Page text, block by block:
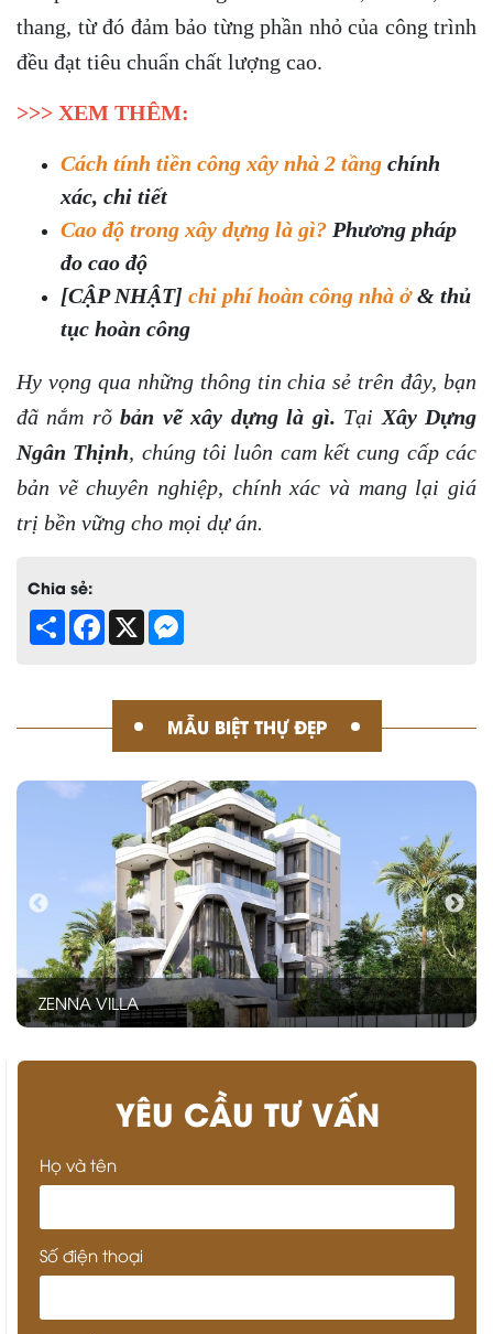
thang, từ đó đảm bảo từng phần nhỏ của công trình
đều đạt tiêu chuẩn chất lượng cao.
>>> XEM THÊM:
Cách tính tiền công xây nhà 2 tầng chính
xác, chi tiết
Cao độ trong xây dựng là gì? Phương pháp
đo cao độ
[CẬP NHẬT] chi phí hoàn công nhà ở& thủ
tục hoàn công
Hy vọng qua những thông tin chia sẻ trên đây, bạn
đã nắm rõbản vẽ xây dựng là gì. Tại Xây Dựng
Ngân Thịnh, chúng tôi luôn cam kết cung cấp các
bản vẽ chuyên nghiệp, chính xác và mang lại giá
trị bền vững cho mọi dự án.
Chia sẻ:
Share Facebook
X
MẪU BIỆT THỰ ĐẸP
ZENNA VILLA
YÊU CẦU TƯ VẤN
Họ và tên
Số điện thoại